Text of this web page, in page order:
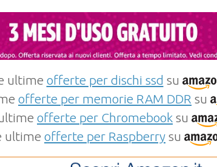
ultime offerte per dischi ssd su
offerte per memorie RAM DDR su
offerte per Chromebook su
ultime offerte per Raspberry su